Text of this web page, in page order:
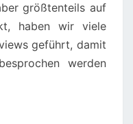
größtenteils auf
haben wir viele
geführt, damit
werden